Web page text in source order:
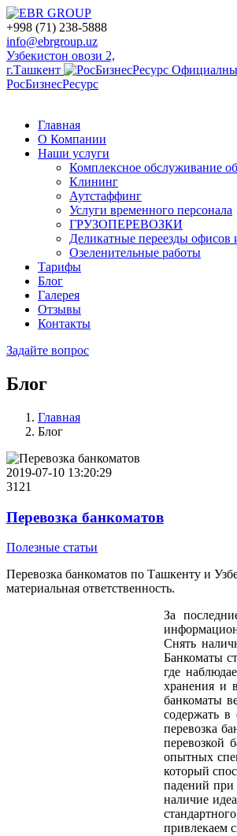
+998 (71) 238-5888
info@ebrgroup.uz
Узбекистон овози 2,
г.Ташкент
РосБизнесРесурс
Главная
О Компании
Наши услуги
Комплексное обслуживание
Клининг
Аутстаффинг
Услуги временного персонала
ГРУЗОПЕРЕВОЗКИ
Деликатные переезды офисов
Озеленительные работы
Тарифы
Блог
Галерея
Отзывы
Контакты
Задайте вопрос
Блог
Главная
Блог
2019-07-10 13:20:29
3121
Перевозка банкоматов
Полезные статьи
Перевозка банкоматов по Ташкенту и
материальная ответственность.
За
Снять
Банкоматы
где
хранения и
банкоматы
содержать
перевозка
перевозкой
опытных
который
падений при
наличие
привлекаем